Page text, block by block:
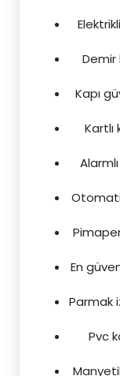
Demir
Kapı
Kartlı
En
Parmak
Pvc